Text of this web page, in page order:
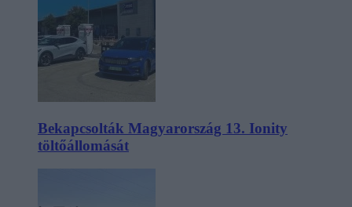
Bekapcsolták Magyarország 13. Ionity
töltőállomását